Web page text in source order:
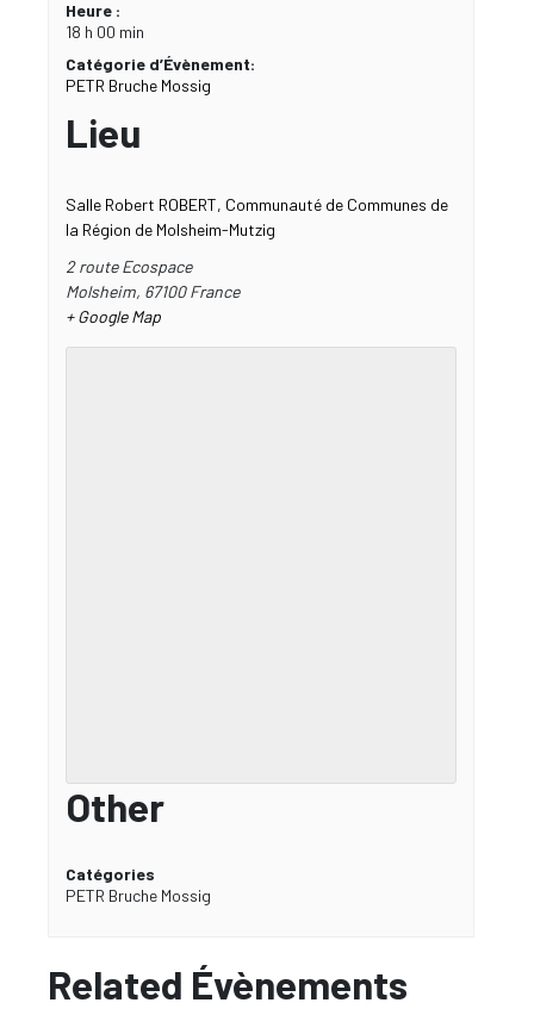
Heure :
18 h 00 min
Catégorie d’Évènement:
PETR Bruche Mossig
Lieu
Salle Robert ROBERT, Communauté de Communes de
la Région de Molsheim-Mutzig
2 route Ecospace
Molsheim, 67100 France
+ Google Map
Other
Catégories
PETR Bruche Mossig
Related Évènements